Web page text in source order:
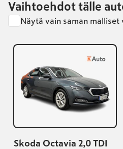
Vaihtoehdot tälle
Näytä vain saman
Skoda Octavia 2,0 TDI